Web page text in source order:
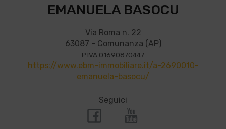
EMANUELA BASOCU
Via Roma n. 22
63087 - Comunanza (AP)
P.IVA 01690870447
https://www.ebm-immobiliare.it/a-2690010-
emanuela-basocu/
Seguici